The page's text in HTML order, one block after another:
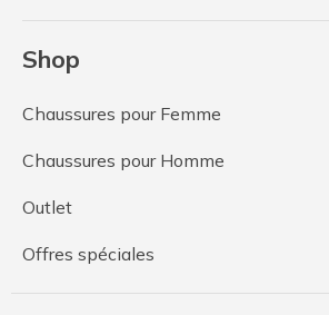
Shop
Chaussures pour Femme
Chaussures pour Homme
Outlet
Offres spéciales